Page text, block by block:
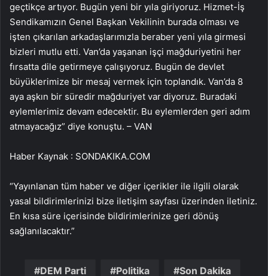
geçtikçe artıyor. Bugün yeni bir yıla giriyoruz. Hizmet-İş
Sendikamızın Genel Başkan Vekilinin burada olması ve
işten çıkarılan arkadaşlarımızla beraber yeni yıla girmesi
bizleri mutlu etti. Van’da yaşanan işçi mağduriyetini her
fırsatta dile getirmeye çalışıyoruz. Bugün de devlet
büyüklerimize bir mesaj vermek için toplandık. Van’da 8
aya aşkın bir süredir mağduriyet var diyoruz. Buradaki
eylemlerimiz devam edecektir. Bu eylemlerden geri adım
atmayacağız” diye konuştu. – VAN
Haber Kaynak : SONDAKIKA.COM
“Yayınlanan tüm haber ve diğer içerikler ile ilgili olarak
yasal bildirimlerinizi bize iletişim sayfası üzerinden iletiniz.
En kısa süre içerisinde bildirimlerinize geri dönüş
sağlanılacaktır.”
DEM Parti Politika Son Dakika